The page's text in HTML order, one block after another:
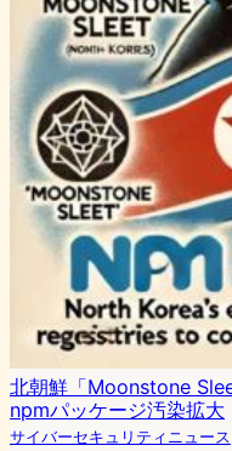
北朝鮮「Moonstone
npmパッケージ汚染拡大
サイバーセキュリティニュース